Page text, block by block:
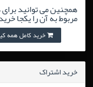
همچنین می توانید
مربوط به آن را یکجا
خرید کامل همه کیفیت
خرید اشتراک